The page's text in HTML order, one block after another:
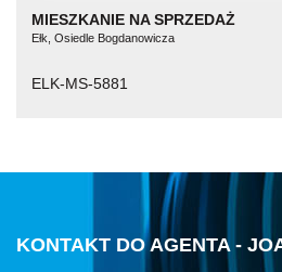
MIESZKANIE NA SPRZEDAŻ
Ełk, Osiedle Bogdanowicza
ELK-MS-5881
KONTAKT DO AGENTA -